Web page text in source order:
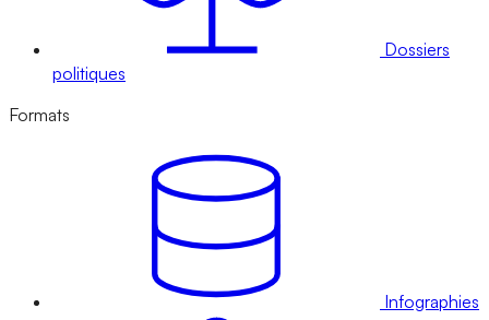
Dossiers
politiques
Formats
Infographies